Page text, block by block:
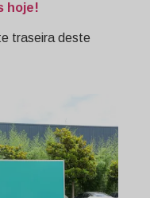
hoje!
traseira deste